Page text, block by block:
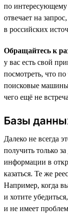
по интересующему
отвечает на
в российских
Обращайтесь к
у вас есть свой
посмотреть, что
поисковые
чего ещё не
Базы
Далеко не всегда
получить только
информации в
казаться. Те же
Например, когда
и хотите
и не имеет